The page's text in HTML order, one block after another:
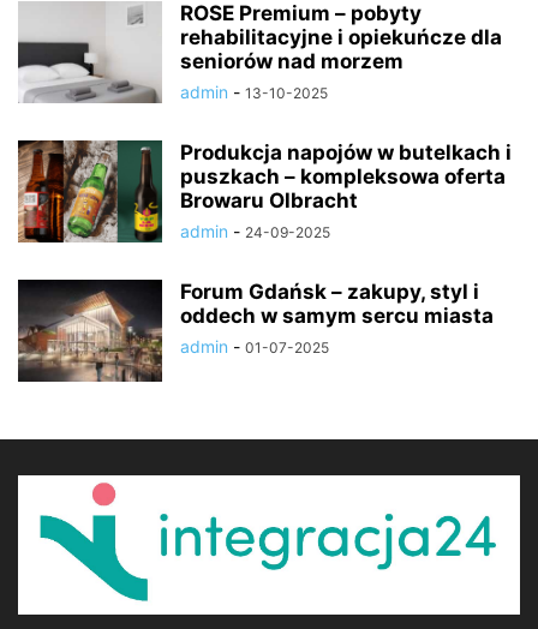
ROSE Premium – pobyty
rehabilitacyjne i opiekuńcze dla
seniorów nad morzem
admin - 13-10-2025
Produkcja napojów w butelkach i
puszkach – kompleksowa oferta
Browaru Olbracht
admin - 24-09-2025
Forum Gdańsk – zakupy, styl i
oddech w samym sercu miasta
admin - 01-07-2025